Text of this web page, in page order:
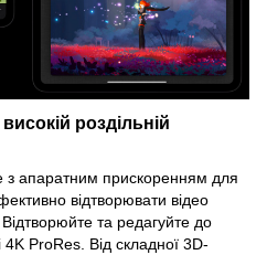
роздільній
апаратним прискоренням для
відтворювати відео
Відтворюйте та редагуйте до
4K ProRes. Від складної 3D-